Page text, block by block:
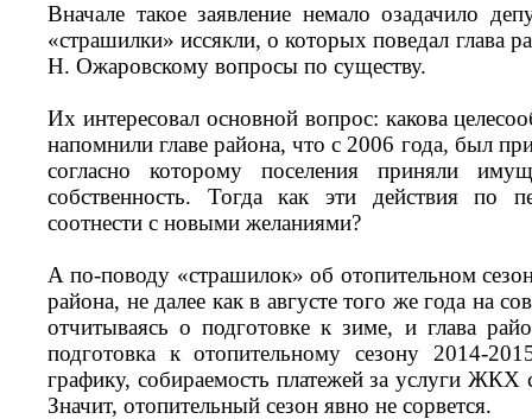
Вначале такое заявление немало озадачило
«страшилки» иссякли, о которых поведал глава
Н. Ожаровскому вопросы по существу.
Их интересовал основной вопрос: какова
напомнили главе района, что с 2006 года, был
согласно которому поселения приняли
собственность. Тогда как эти действия по
соотнести с новыми желаниями?
А по-поводу «страшилок» об отопительном
района, не далее как в августе того же года на
отчитываясь о подготовке к зиме, и глава
подготовка к отопительному сезону 2014-
графику, собираемость платежей за услуги ЖКХ
Значит, отопительный сезон явно не сорвется.